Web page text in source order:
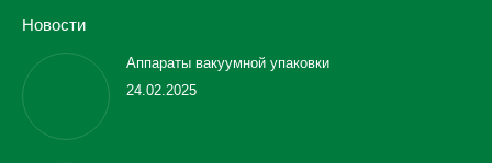
Новости
Аппараты вакуумной упаковки
24.02.2025